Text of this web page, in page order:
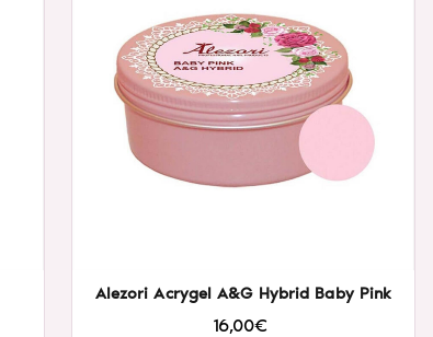
Alezori Acrygel A&G Hybrid Baby Pink
16,00€